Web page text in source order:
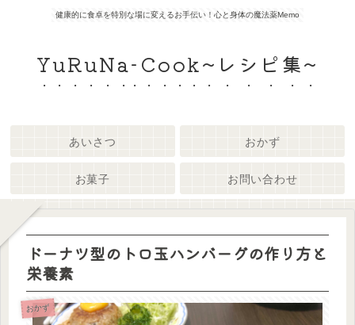
健康的に食卓を特別な場に変えるお手伝い！心と身体の魔法薬Memo
YuRuNa-Cook~レシピ集~
あいさつ おかず
お菓子 お問い合わせ
ドーナツ型のトロ玉ハンバーグの作り方と
栄養素
おかず